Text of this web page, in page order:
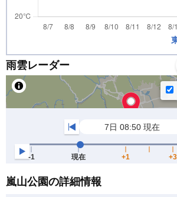
雨雲レーダー
嵐山公園の詳細情報